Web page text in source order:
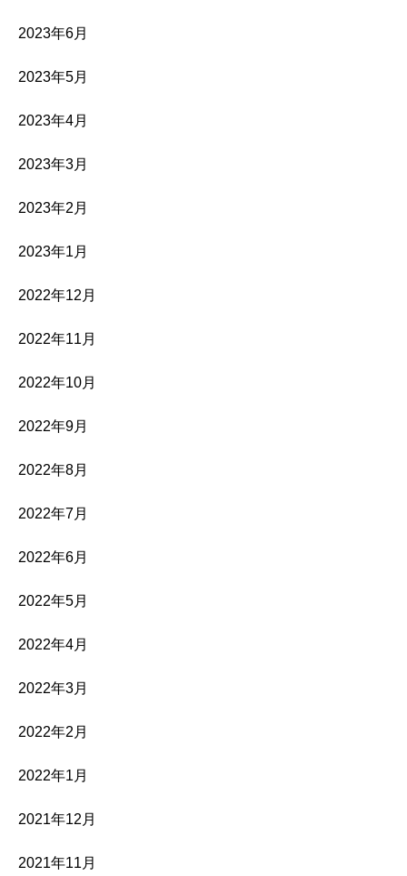
2023年6月
2023年5月
2023年4月
2023年3月
2023年2月
2023年1月
2022年12月
2022年11月
2022年10月
2022年9月
2022年8月
2022年7月
2022年6月
2022年5月
2022年4月
2022年3月
2022年2月
2022年1月
2021年12月
2021年11月